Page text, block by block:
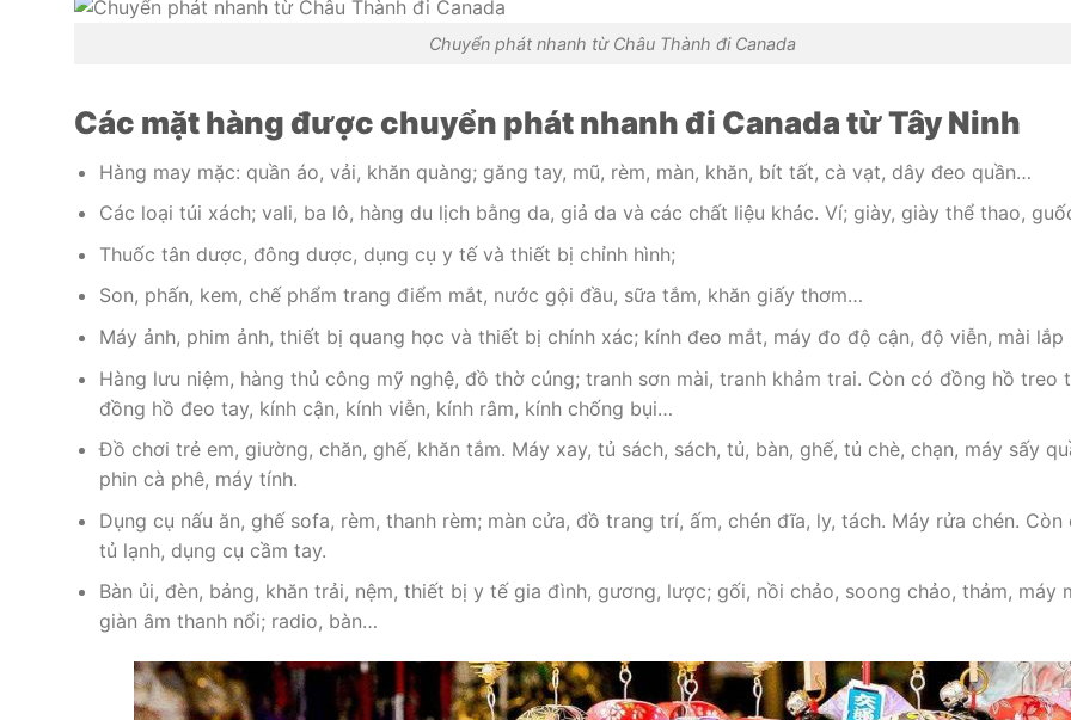
Chuyển phát nhanh từ Châu Thành đi Canada
Các mặt hàng được chuyển phát nhanh đi Canada từ Tây Ninh
Hàng may mặc: quần áo, vải, khăn quàng; găng tay, mũ, rèm, màn, khăn, bít tất, cà vạt, dây đeo quần…
Các loại túi xách; vali, ba lô, hàng du lịch bằng da, giả da và các chất liệu khác. Ví; giày, giày thể thao,
Thuốc tân dược, đông dược, dụng cụ y tế và thiết bị chỉnh hình;
Son, phấn, kem, chế phẩm trang điểm mắt, nước gội đầu, sữa tắm, khăn giấy thơm…
Máy ảnh, phim ảnh, thiết bị quang học và thiết bị chính xác; kính đeo mắt, máy đo độ cận, độ viễn, mài
Hàng lưu niệm, hàng thủ công mỹ nghệ, đồ thờ cúng; tranh sơn mài, tranh khảm trai. Còn có đồng hồ treo
đồng hồ đeo tay, kính cận, kính viễn, kính râm, kính chống bụi…
Đồ chơi trẻ em, giường, chăn, ghế, khăn tắm. Máy xay, tủ sách, sách, tủ, bàn, ghế, tủ chè, chạn, máy sấy
phin cà phê, máy tính.
Dụng cụ nấu ăn, ghế sofa, rèm, thanh rèm; màn cửa, đồ trang trí, ấm, chén đĩa, ly, tách. Máy rửa chén. Còn
tủ lạnh, dụng cụ cầm tay.
Bàn ủi, đèn, bảng, khăn trải, nệm, thiết bị y tế gia đình, gương, lược; gối, nồi chảo, soong chảo, thảm, máy
giàn âm thanh nổi; radio, bàn…